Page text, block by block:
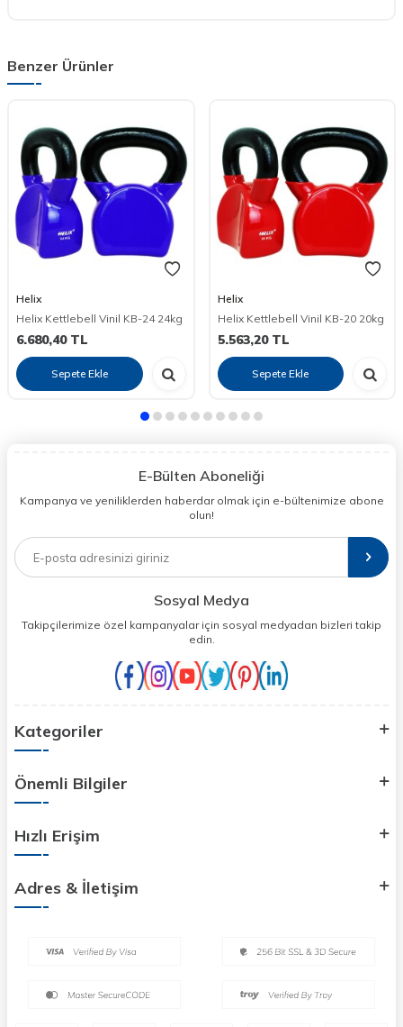
Benzer Ürünler
Helix
Helix Kettlebell Vinil KB-24 24kg
6.680,40TL
Sepete Ekle
Helix
Helix Kettlebell Vinil KB-20 20kg
5.563,20TL
Sepete Ekle
E-Bülten Aboneliği
Kampanya ve yeniliklerden haberdar olmak için e-bültenimize abone
olun!
Sosyal Medya
Takipçilerimize özel kampanyalar için sosyal medyadan bizleri takip
edin.
Kategoriler
Önemli Bilgiler
Hızlı Erişim
Adres & İletişim